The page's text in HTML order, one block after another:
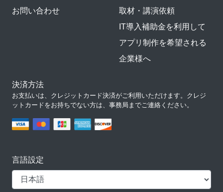
お問い合わせ
取材・講演依頼
IT導入補助金を利用して
アプリ制作を希望される
企業様へ
決済方法
お支払いは、クレジットカード決済がご利用いただけます。クレジ
ットカードをお持ちでない方は、事務局までご連絡ください。
言語設定